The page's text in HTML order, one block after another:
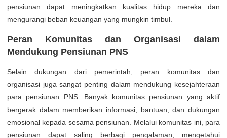
pensiunan dapat meningkatkan kualitas hidup mereka dan
mengurangi beban keuangan yang mungkin timbul.
Peran Komunitas dan Organisasi dalam
Mendukung Pensiunan PNS
Selain dukungan dari pemerintah, peran komunitas dan
organisasi juga sangat penting dalam mendukung kesejahteraan
para pensiunan PNS. Banyak komunitas pensiunan yang aktif
bergerak dalam memberikan informasi, bantuan, dan dukungan
emosional kepada sesama pensiunan. Melalui komunitas ini, para
pensiunan dapat saling berbagi pengalaman, mengetahui